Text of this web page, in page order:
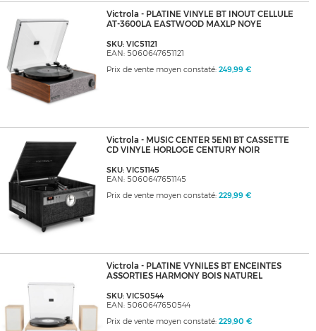
Victrola - PLATINE VINYLE BT INOUT CELLULE
AT-3600LA EASTWOOD MAXLP NOYE
SKU: VIC51121
EAN: 5060647651121
Prix de vente moyen constaté: 249,99 €
Victrola - MUSIC CENTER 5EN1 BT CASSETTE
CD VINYLE HORLOGE CENTURY NOIR
SKU: VIC51145
EAN: 5060647651145
Prix de vente moyen constaté: 229,99 €
Victrola - PLATINE VYNILES BT ENCEINTES
ASSORTIES HARMONY BOIS NATUREL
SKU: VIC50544
EAN: 5060647650544
Prix de vente moyen constaté: 229,90 €